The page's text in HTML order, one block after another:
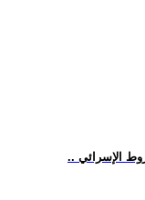
الإسرائي